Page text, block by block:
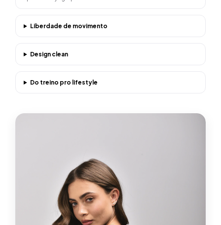
Liberdade de movimento
Design clean
Do treino pro lifestyle